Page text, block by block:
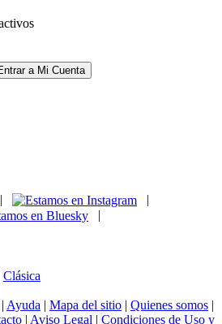
a Mi Cuenta
|
|
Clásica
Ayuda | Mapa del sitio | Quienes somos |
| Aviso Legal | Condiciones de Uso y